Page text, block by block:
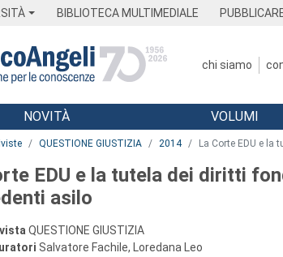
BIBLIOTECA MULTIMEDIALE
chi siamo
NOVITÀ VOLUMI
QUESTIONE GIUSTIZIA 2014 La Corte EDU e
EDU e la tutela dei diritti
asilo
QUESTIONE GIUSTIZIA
Salvatore Fachile, Loredana Leo